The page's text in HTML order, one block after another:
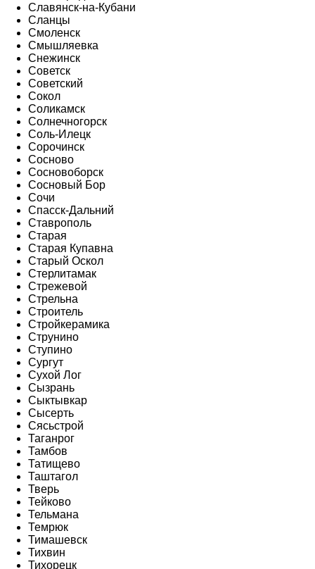
Славянск-на-Кубани
Сланцы
Смоленск
Смышляевка
Снежинск
Советск
Советский
Сокол
Соликамск
Солнечногорск
Соль-Илецк
Сорочинск
Сосново
Сосновоборск
Сосновый Бор
Сочи
Спасск-Дальний
Ставрополь
Старая
Старая Купавна
Старый Оскол
Стерлитамак
Стрежевой
Стрельна
Строитель
Стройкерамика
Струнино
Ступино
Сургут
Сухой Лог
Сызрань
Сыктывкар
Сысерть
Сясьстрой
Таганрог
Тамбов
Татищево
Таштагол
Тверь
Тейково
Тельмана
Темрюк
Тимашевск
Тихвин
Тихорецк